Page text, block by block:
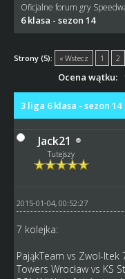
Oficjalne forum gry
6 klasa - sezon 14
Strony (5): « Wstecz 1 2
Ocena wątku:
3 liga 6 klasa - sezon 14
Jack21
Tutejszy
2015-01-04, 00:52:27
7 kolejka:
PająkTeam vs Zwol-Itek
Towers Wrocław vs KS